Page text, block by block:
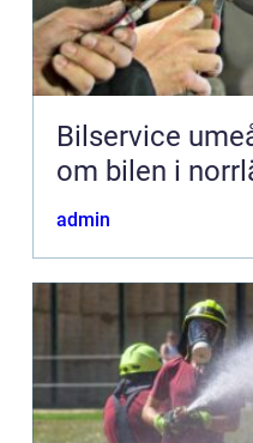
Bilservice umeå så tar du
om bilen i
admin